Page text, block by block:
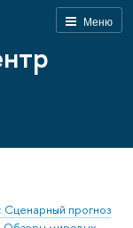
Меню
прогноз